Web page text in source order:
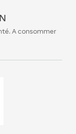
A consommer